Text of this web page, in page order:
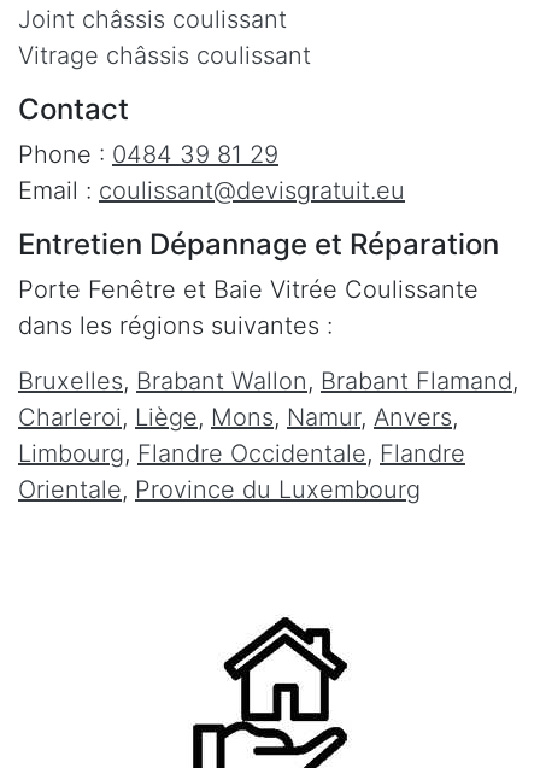
Joint châssis coulissant
Vitrage châssis coulissant
Contact
Phone : 0484 39 81 29
Email : coulissant@devisgratuit.eu
Entretien Dépannage et Réparation
Porte Fenêtre et Baie Vitrée Coulissante
dans les régions suivantes :
Bruxelles, Brabant Wallon, Brabant Flamand,
Charleroi, Liège, Mons, Namur, Anvers,
Limbourg, Flandre Occidentale, Flandre
Orientale, Province du Luxembourg